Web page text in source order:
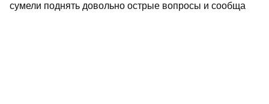
сумели поднять довольно острые вопросы и сообща